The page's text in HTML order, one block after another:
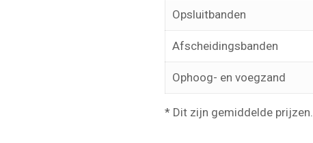
Opsluitbanden
Afscheidingsbanden
Ophoog- en voegzand
* Dit zijn gemiddelde prijzen.